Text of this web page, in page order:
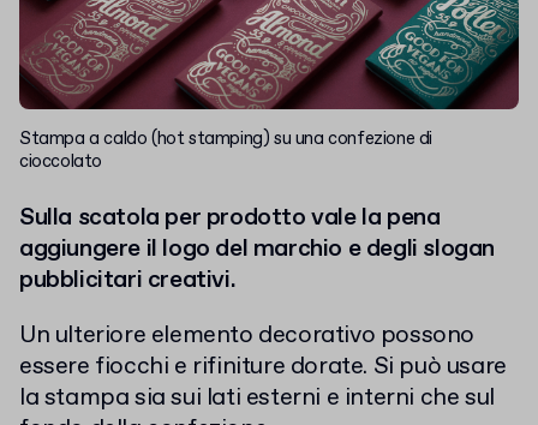
Stampa a caldo (hot stamping) su una confezione di
cioccolato
Sulla scatola per prodotto vale la pena
aggiungere il logo del marchio e degli slogan
pubblicitari creativi.
Un ulteriore elemento decorativo possono
essere fiocchi e rifiniture dorate. Si può usare
la stampa sia sui lati esterni e interni che sul